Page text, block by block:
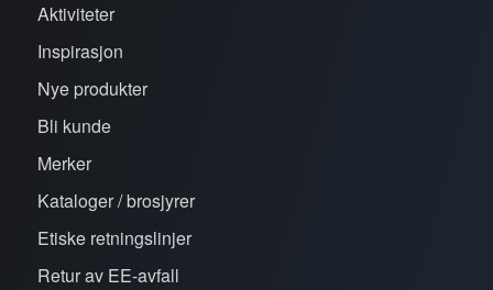
Aktiviteter
Inspirasjon
Nye produkter
Bli kunde
Merker
Kataloger / brosjyrer
Etiske retningslinjer
Retur av EE-avfall